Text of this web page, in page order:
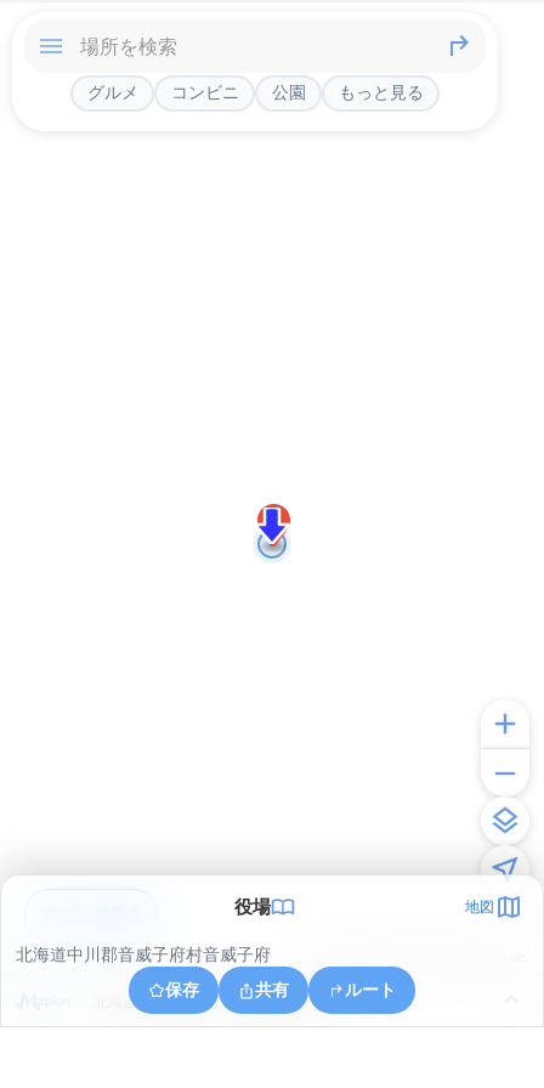
グルメ コンビニ 公園 もっと見る
役場 地図
北海道中川郡音威子府村音威子府
保存
共有 ルート
北海道中川郡音威子府村字音威子府